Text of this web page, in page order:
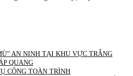
AN NINH TẠI KHU VỰC TRẮNG
QUANG
CÔNG TOÀN TRÌNH